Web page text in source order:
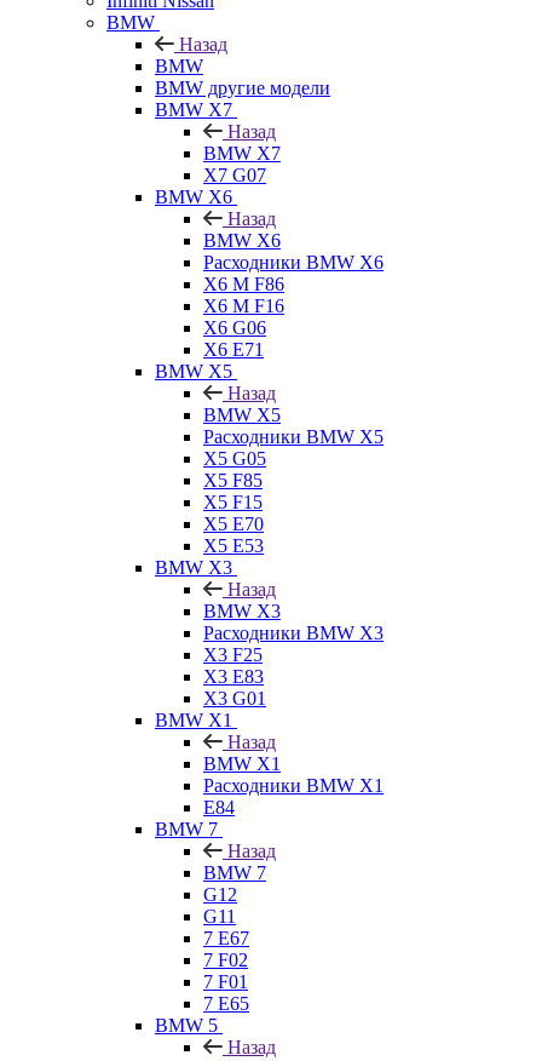
BMW
Назад
BMW
BMW другие модели
BMW X7
Назад
BMW X7
X7 G07
BMW X6
Назад
BMW X6
Расходники BMW X6
X6 M F86
X6 M F16
X6 G06
X6 E71
BMW X5
Назад
BMW X5
Расходники BMW X5
X5 G05
X5 F85
X5 F15
X5 E70
X5 E53
BMW X3
Назад
BMW X3
Расходники BMW X3
X3 F25
X3 E83
X3 G01
BMW X1
Назад
BMW X1
Расходники BMW X1
E84
BMW 7
Назад
BMW 7
G12
G11
7 Е67
7 F02
7 F01
7 E65
BMW 5
Назад